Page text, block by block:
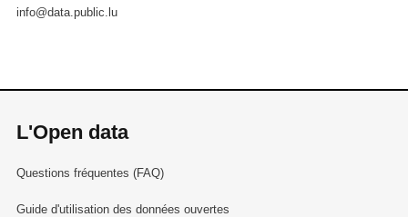
info@data.public.lu
L'Open data
Questions fréquentes (FAQ)
Guide d'utilisation des données ouvertes